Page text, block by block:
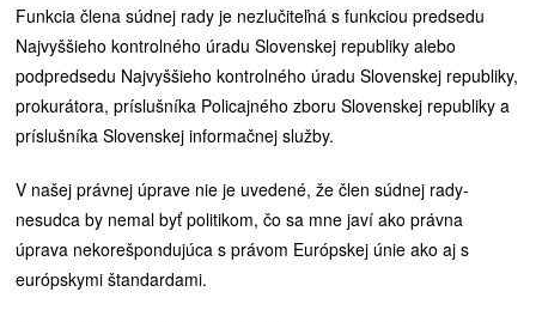
Funkcia člena súdnej rady je nezlučiteľná s funkciou predsedu
Najvyššieho kontrolného úradu Slovenskej republiky alebo
podpredsedu Najvyššieho kontrolného úradu Slovenskej republiky,
prokurátora, príslušníka Policajného zboru Slovenskej republiky a
príslušníka Slovenskej informačnej služby.
V našej právnej úprave nie je uvedené, že člen súdnej rady-
nesudca by nemal byť politikom, čo sa mne javí ako právna
úprava nekorešpondujúca s právom Európskej únie ako aj s
európskymi štandardami.